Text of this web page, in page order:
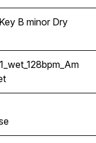
Key B minor Dry
B minor Dry